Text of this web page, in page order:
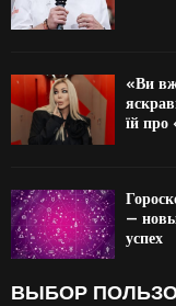
«Ви
їй про
—
успех
ВЫБОР